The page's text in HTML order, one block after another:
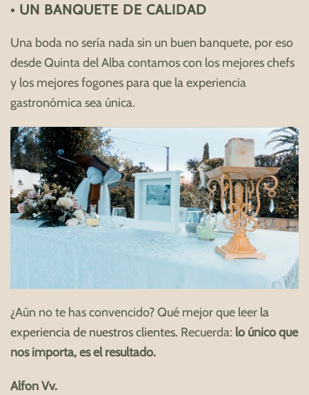
• UN BANQUETE DE CALIDAD
Una boda no sería nada sin un buen banquete, por eso
desde Quinta del Alba contamos con los mejores chefs
y los mejores fogones para que la experiencia
gastronómica sea única.
¿Aún no te has convencido? Qué mejor que leer la
experiencia de nuestros clientes. Recuerda: lo único que
nos importa, es el resultado.
Alfon Vv.